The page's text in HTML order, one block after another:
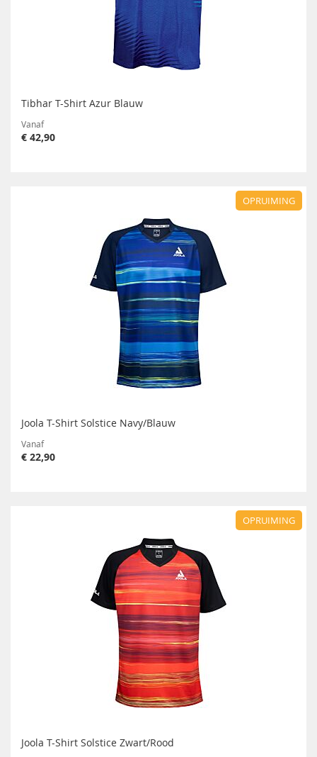
Tibhar T-Shirt Azur Blauw
Vanaf
€ 42,90
OPRUIMING
Joola T-Shirt Solstice Navy/Blauw
Vanaf
€ 22,90
OPRUIMING
Joola T-Shirt Solstice Zwart/Rood